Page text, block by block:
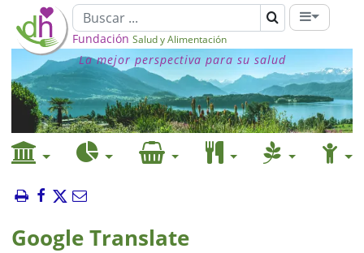
Fundación Salud y Alimentación
La mejor perspectiva para su salud
Google Translate